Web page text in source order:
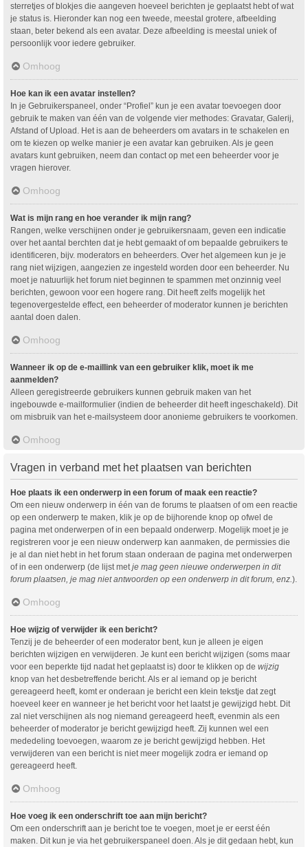
sterretjes of blokjes die aangeven hoeveel berichten je geplaatst hebt of wat
je status is. Hieronder kan nog een tweede, meestal grotere, afbeelding
staan, beter bekend als een avatar. Deze afbeelding is meestal uniek of
persoonlijk voor iedere gebruiker.
Omhoog
Hoe kan ik een avatar instellen?
In je Gebruikerspaneel, onder “Profiel” kun je een avatar toevoegen door
gebruik te maken van één van de volgende vier methodes: Gravatar, Galerij,
Afstand of Upload. Het is aan de beheerders om avatars in te schakelen en
om te kiezen op welke manier je een avatar kan gebruiken. Als je geen
avatars kunt gebruiken, neem dan contact op met een beheerder voor je
vragen hierover.
Omhoog
Wat is mijn rang en hoe verander ik mijn rang?
Rangen, welke verschijnen onder je gebruikersnaam, geven een indicatie
over het aantal berchten dat je hebt gemaakt of om bepaalde gebruikers te
identificeren, bijv. moderators en beheerders. Over het algemeen kun je je
rang niet wijzigen, aangezien ze ingesteld worden door een beheerder. Nu
moet je natuurlijk het forum niet beginnen te spammen met onzinnig veel
berichten, gewoon voor een hogere rang. Dit heeft zelfs mogelijk het
tegenovergestelde effect, een beheerder of moderator kunnen je berichten
aantal doen dalen.
Omhoog
Wanneer ik op de e-maillink van een gebruiker klik, moet ik me
aanmelden?
Alleen geregistreerde gebruikers kunnen gebruik maken van het
ingebouwde e-mailformulier (indien de beheerder dit heeft ingeschakeld). Dit
om misbruik van het e-mailsysteem door anonieme gebruikers te voorkomen.
Omhoog
Vragen in verband met het plaatsen van berichten
Hoe plaats ik een onderwerp in een forum of maak een reactie?
Om een nieuw onderwerp in één van de forums te plaatsen of om een reactie
op een onderwerp te maken, klik je op de bijhorende knop op ofwel de
pagina met onderwerpen of in een bepaald onderwerp. Mogelijk moet je je
registreren voor je een nieuw onderwerp kan aanmaken, de permissies die
je al dan niet hebt in het forum staan onderaan de pagina met onderwerpen
of in een onderwerp (de lijst met je mag geen nieuwe onderwerpen in dit
forum plaatsen, je mag niet antwoorden op een onderwerp in dit forum, enz. ).
Omhoog
Hoe wijzig of verwijder ik een bericht?
Tenzij je de beheerder of een moderator bent, kun je alleen je eigen
berichten wijzigen en verwijderen. Je kunt een bericht wijzigen (soms maar
voor een beperkte tijd nadat het geplaatst is) door te klikken op de wijzig
knop van het desbetreffende bericht. Als er al iemand op je bericht
gereageerd heeft, komt er onderaan je bericht een klein tekstje dat zegt
hoeveel keer en wanneer je het bericht voor het laatst je gewijzigd hebt. Dit
zal niet verschijnen als nog niemand gereageerd heeft, evenmin als een
beheerder of moderator je bericht gewijzigd heeft. Zij kunnen wel een
mededeling toevoegen, waarom ze je bericht gewijzigd hebben. Het
verwijderen van een bericht is niet meer mogelijk zodra er iemand op
gereageerd heeft.
Omhoog
Hoe voeg ik een onderschrift toe aan mijn bericht?
Om een onderschrift aan je bericht toe te voegen, moet je er eerst één
maken. Dit kun je via het gebruikerspaneel doen. Als je dit gedaan hebt, kun